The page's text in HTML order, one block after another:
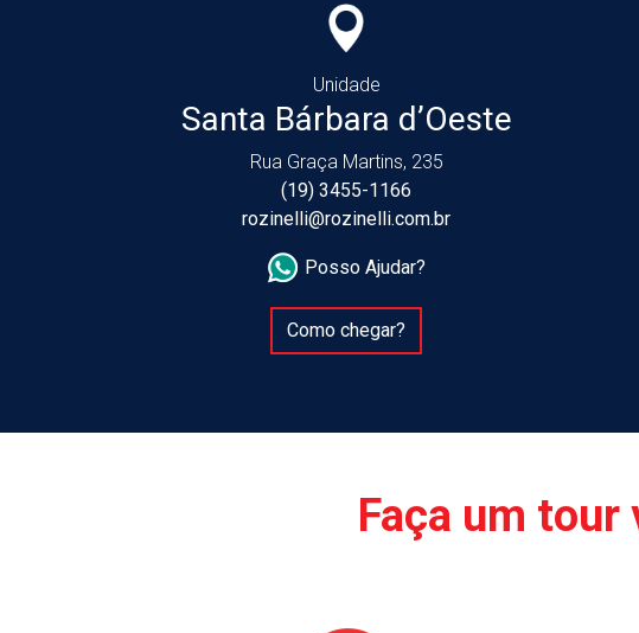
Unidade
Santa Bárbara d’Oeste
Rua Graça Martins, 235
(19) 3455-1166
rozinelli@rozinelli.com.br
Posso Ajudar?
Como chegar?
Faça um tour